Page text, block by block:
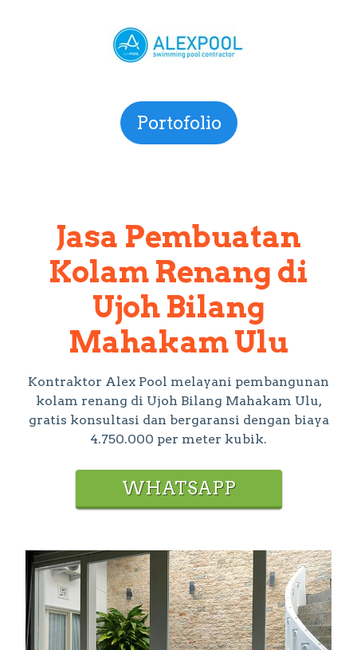
Portofolio
Jasa Pembuatan
Kolam Renang di
Ujoh Bilang
Mahakam Ulu
Kontraktor Alex Pool melayani pembangunan
kolam renang di Ujoh Bilang Mahakam Ulu,
gratis konsultasi dan bergaransi dengan biaya
4.750.000 per meter kubik.
WHATSAPP